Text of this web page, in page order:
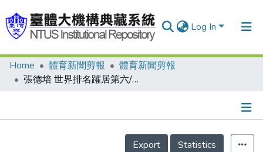
Log In
Communities & Collections
Home 體育新聞剪報
體育新聞剪報
張德培 世界排名躍居第六/六月十一日 舊金山市訂為張德培日/法國網球公開賽 少年英雄出頭 巴黎反覆詠讚
Details
Export
Statistics